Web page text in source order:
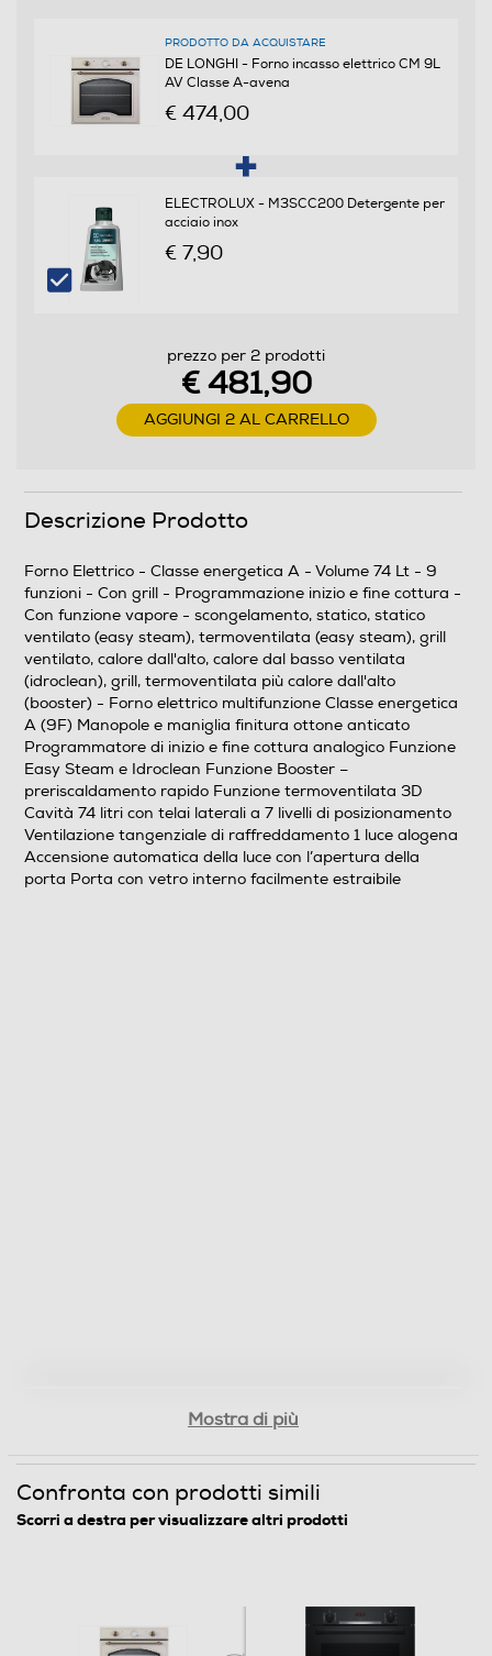
Funzione microonde
Funzione vapore
Tipologia Vapore
Funzione pasticceria
Programmi speciali
Easy Steam Idroclean Booster – Preriscaldamento
rapido Termoventilata 3D
Funzioni e Plus
Grill
Inizio e fine cottura
PRODOTTO DA ACQUISTARE
DE LONGHI - Forno incasso elettrico CM 9L
AV Classe A-avena
€ 474,00
ELECTROLUX - M3SCC200 Detergente per
acciaio inox
€ 7,90
prezzo per 2 prodotti
€ 481,90
AGGIUNGI 2 AL CARRELLO
Descrizione Prodotto
Forno Elettrico - Classe energetica A - Volume 74 Lt - 9
funzioni - Con grill - Programmazione inizio e fine cottura -
Con funzione vapore - scongelamento, statico, statico
ventilato (easy steam), termoventilata (easy steam), grill
ventilato, calore dall'alto, calore dal basso ventilata
(idroclean), grill, termoventilata più calore dall'alto
(booster) - Forno elettrico multifunzione Classe energetica
A (9F) Manopole e maniglia finitura ottone anticato
Programmatore di inizio e fine cottura analogico Funzione
Easy Steam e Idroclean Funzione Booster –
preriscaldamento rapido Funzione termoventilata 3D
Cavità 74 litri con telai laterali a 7 livelli di posizionamento
Ventilazione tangenziale di raffreddamento 1 luce alogena
Accensione automatica della luce con l’apertura della
porta Porta con vetro interno facilmente estraibile
Mostra di più
Confronta con prodotti simili
Scorri a destra per visualizzare altri prodotti